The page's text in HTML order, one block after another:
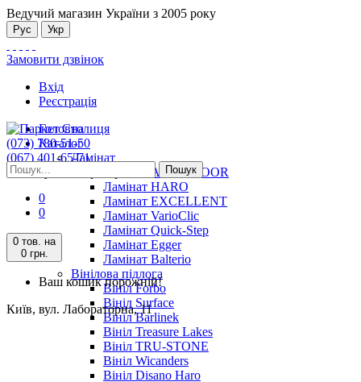
Ведучий магазин України з 2005 року
Рус Укр
Замовити дзвінок
Вхід
Реєстрація
(073) 780-51-50
(067) 401-65-71
Київ, вул. Лабораторна, 11
Пошук
0
0
0 тов. на
0 грн.
Ваш кошик порожній!
Київ, вул. Лабораторна, 11
Головна
Каталог
Ламінат
Ламінат ALSAFLOOR
Ламінат HARO
Ламінат EXCELLENT
Ламінат VarioClic
Ламінат Quick-Step
Ламінат Egger
Ламінат Balterio
Вінілова підлога
Вініл Forbo
Вініл Surface
Вініл Barlinek
Вініл Treasure Lakes
Вініл TRU-STONE
Вініл Wicanders
Вініл Disano Haro